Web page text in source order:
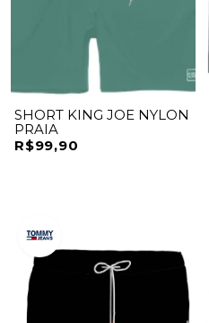
SHORT KING JOE NYLON
PRAIA
R$99,90